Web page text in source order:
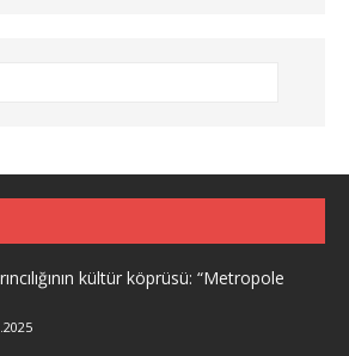
kültür köprüsü: “Metropole